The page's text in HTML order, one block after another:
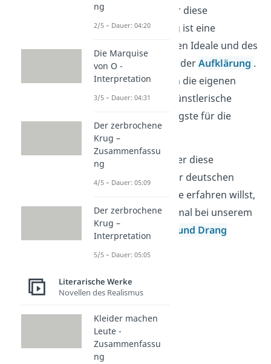
kennzeichnend für diese
Literaturströmung ist eine
Ablehnung der alten Ideale und des
Vernunftglaubens derAufklärung .
Stattdessen waren die eigenen
Gefühle und die künstlerische
Freiheit das Wichtigste für die
Autoren.
Wenn du mehr über diese
spannende Zeit der deutschen
Literaturgeschichte erfahren willst,
dann schau doch mal bei unserem
Video zum Sturm und Drang
ng
2/5 – Dauer: 04:20
Die Marquise
von O -
Interpretation
3/5 – Dauer: 04:31
Der zerbrochene
Krug –
Zusammenfassu
ng
4/5 – Dauer: 05:09
Der zerbrochene
Krug –
Interpretation
5/5 – Dauer: 05:05
Literarische Werke
Novellen des Realismus
Kleider machen
Leute -
Zusammenfassu
ng